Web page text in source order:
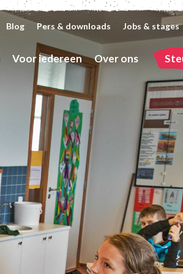
Blog Pers & downloads Jobs & stages
Voor iedereen Over ons